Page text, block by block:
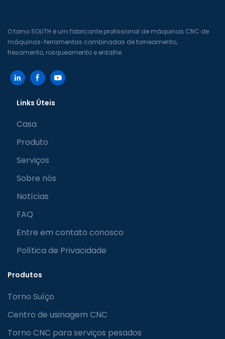
O torno SOUTH é um fabricante profissional de máquinas CNC de
máquinas-ferramentas combinadas de torneamento,
fresamento, rosqueamento e entalhe.
Links Úteis
Casa
Produto
Serviços
Sobre nós
Notícias
FAQ
Entre em contato conosco
Política de Privacidade
Produtos
Torno Suíço
Centro de usinagem CNC
Torno CNC para serviços pesados